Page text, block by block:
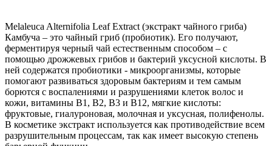
Melaleuca Alternifolia Leaf Extract (экстракт чайного гриба)
Камбуча – это чайный гриб (пробиотик). Его получают,
ферментируя черный чай естественным способом – с
помощью дрожжевых грибов и бактерий уксусной кислоты. В
ней содержатся пробиотики - микроорганизмы, которые
помогают развиваться здоровым бактериям и тем самым
борются с воспалениями и разрушениями клеток волос и
кожи, витамины B1, B2, B3 и B12, мягкие кислоты:
фруктовые, гиалуроновая, молочная и уксусная, полифенолы.
В косметике экстракт используется как противодействие всем
разрушительным процессам, так как имеет высокую степень